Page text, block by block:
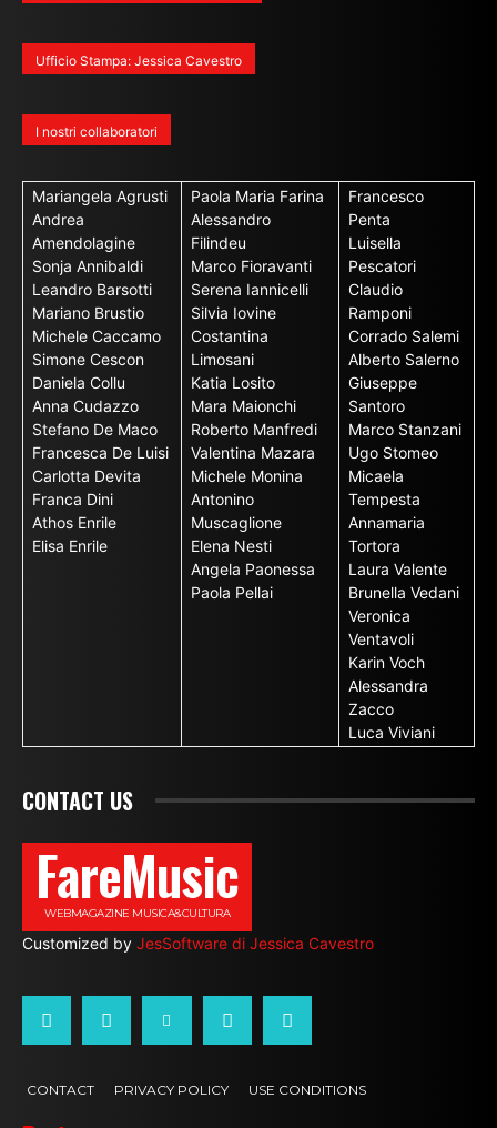
Ufficio Stampa: Jessica Cavestro
I nostri collaboratori
Mariangela Agrusti
Andrea
Amendolagine
Sonja Annibaldi
Leandro Barsotti
Mariano Brustio
Michele Caccamo
Simone Cescon
Daniela Collu
Anna Cudazzo
Stefano De Maco
Francesca De Luisi
Carlotta Devita
Franca Dini
Athos Enrile
Elisa Enrile
Paola Maria Farina
Alessandro
Filindeu
Marco Fioravanti
Serena Iannicelli
Silvia Iovine
Costantina
Limosani
Katia Losito
Mara Maionchi
Roberto Manfredi
Valentina Mazara
Michele Monina
Antonino
Muscaglione
Elena Nesti
Angela Paonessa
Paola Pellai
Francesco
Penta
Luisella
Pescatori
Claudio
Ramponi
Corrado Salemi
Alberto Salerno
Giuseppe
Santoro
Marco Stanzani
Ugo Stomeo
Micaela
Tempesta
Annamaria
Tortora
Laura Valente
Brunella Vedani
Veronica
Ventavoli
Karin Voch
Alessandra
Zacco
Luca Viviani
CONTACT US
FareMusic
WEBMAGAZINE MUSICA&CULTURA
Customized by JesSoftware di Jessica Cavestro
CONTACT PRIVACY POLICY USE CONDITIONS